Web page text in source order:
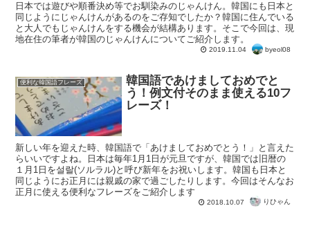
日本では遊びや順番決め等でお馴染みのじゃんけん。韓国にも日本と
同じようにじゃんけんがあるのをご存知でしたか？韓国に住んでいる
と大人でもじゃんけんをする機会が結構あります。そこで今回は、現
地在住の筆者が韓国のじゃんけんについてご紹介します。
2019.11.04 byeol08
便利な韓国語フレーズ
韓国語であけましておめでと
う！例文付そのまま使える10フ
レーズ！
新しい年を迎えた時、韓国語で「あけましておめでとう！」と言えた
らいいですよね。日本は毎年1月1日が元旦ですが、韓国では旧暦の
１月1日を설랄(ソルラル)と呼び新年をお祝いします。韓国も日本と
同じようにお正月には親戚の家で過ごしたりします。今回はそんなお
正月に使える便利なフレーズをご紹介します
2018.10.07 りひゃん